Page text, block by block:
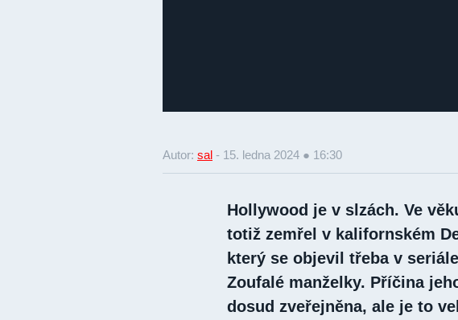
Autor: sal - 15. ledna 2024 ● 16:30
Hollywood je v slzách. Ve
totiž zemřel v kalifornském
který se objevil třeba v
Zoufalé manželky. Příčina
dosud zveřejněna, ale je to